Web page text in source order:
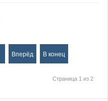
Вперёд В конец
Страница 1 из 2